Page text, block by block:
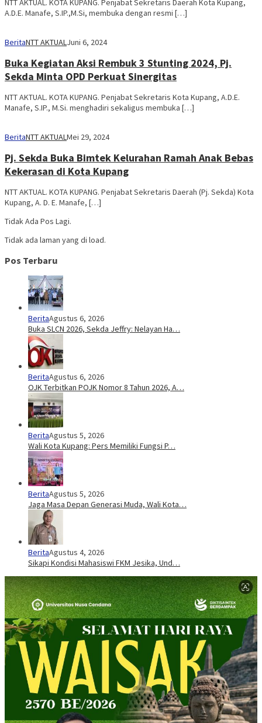
NTT AKTUAL. KOTA KUPANG. Penjabat Sekretaris Daerah Kota Kupang,
A.D.E. Manafe, S.IP.,M.Si, membuka dengan resmi […]
BeritaNTT AKTUALJuni 6, 2024
Buka Kegiatan Aksi Rembuk 3 Stunting 2024, Pj.
Sekda Minta OPD Perkuat Sinergitas
NTT AKTUAL. KOTA KUPANG. Penjabat Sekretaris Kota Kupang, A.D.E.
Manafe, S.IP., M.Si. menghadiri sekaligus membuka […]
BeritaNTT AKTUALMei 29, 2024
Pj. Sekda Buka Bimtek Kelurahan Ramah Anak Bebas
Kekerasan di Kota Kupang
NTT AKTUAL. KOTA KUPANG. Penjabat Sekretaris Daerah (Pj. Sekda) Kota
Kupang, A. D. E. Manafe, […]
Tidak Ada Pos Lagi.
Tidak ada laman yang di load.
Pos Terbaru
BeritaAgustus 6, 2026
Buka SLCN 2026, Sekda Jeffry: Nelayan Ha…
BeritaAgustus 6, 2026
OJK Terbitkan POJK Nomor 8 Tahun 2026, A…
BeritaAgustus 5, 2026
Wali Kota Kupang: Pers Memiliki Fungsi P…
BeritaAgustus 5, 2026
Jaga Masa Depan Generasi Muda, Wali Kota…
BeritaAgustus 4, 2026
Sikapi Kondisi Mahasiswi FKM Jesika, Und…